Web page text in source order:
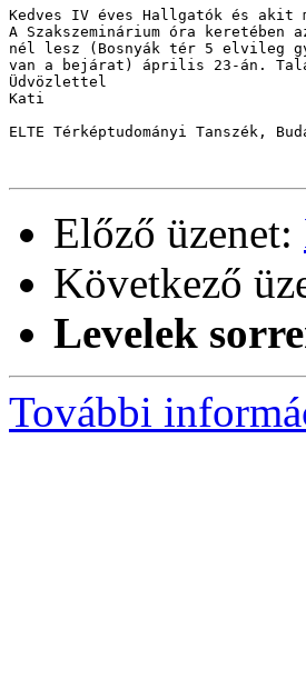
Kedves IV éves Hallgatók és akit
A Szakszeminárium óra
nél lesz (Bosnyák tér 5 elvileg
van a bejárat) április 23-án.
Üdvözlettel
Kati
ELTE Térképtudományi Tanszék,
Előző üzenet:
Következő
Levelek
További